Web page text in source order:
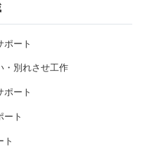
ポート
・別れさせ工作
ポート
ート
ト